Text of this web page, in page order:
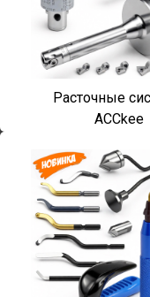
Расточные
ACCkee